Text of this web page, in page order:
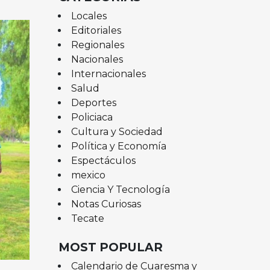
Locales
Editoriales
Regionales
Nacionales
Internacionales
Salud
Deportes
Policiaca
Cultura y Sociedad
Política y Economía
Espectáculos
mexico
Ciencia Y Tecnología
Notas Curiosas
Tecate
MOST POPULAR
Calendario de Cuaresma y